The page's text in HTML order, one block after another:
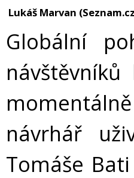
Lukáš Marvan
Globální
návrhář
Tomáše